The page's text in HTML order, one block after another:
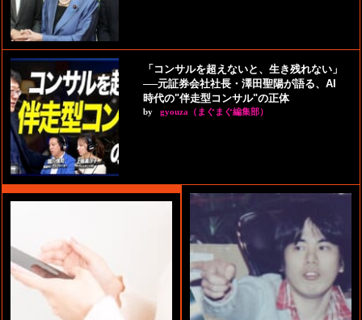
「コンサルを超えないと、生き残れない」
──元証券会社社長・澤田聖陽が語る、AI
時代の"伴走型コンサル"の正体
by gyouza（まぐまぐ編集部）